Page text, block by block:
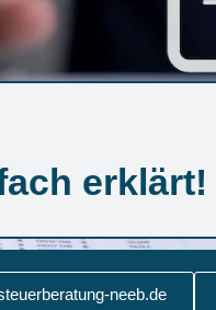
erklärt!
neeb.de